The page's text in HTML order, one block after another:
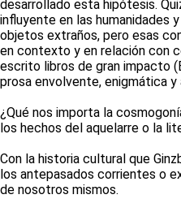
desarrollado esta hipótesis.
influyente en las humanidades
objetos extraños, pero esas
en contexto y en relación con
escrito libros de gran impacto
prosa envolvente, enigmática y
¿Qué nos importa la
los hechos del aquelarre o la
Con la historia cultural que
los antepasados corrientes o
de nosotros mismos.